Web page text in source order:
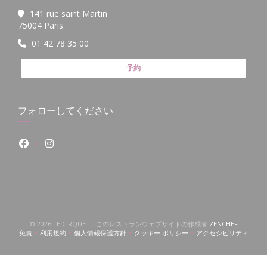
141 rue saint Martin
75004 Paris
01 42 78 35 00
予約
フォローしてください
Facebook ((新しいウィンドウで開きます))
Instagram ((新しいウィンドウで開きます))
© 2026 LE CIRQUE — このレストランウェブサイトの作成者 ZENCHEF((新しい
免責((新しいウィンドウで開きます))
利用規約((新しいウィンドウで開きます))
個人情報保護方針((新しいウィンドウで開きます))
クッキー ポリシー((新しいウィンドウで開きます))
アクセシビリティ
((新しいウィン